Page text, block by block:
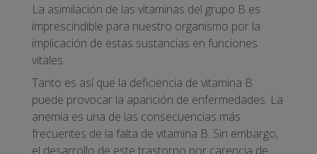
La asimilación de las vitaminas del grupo B es
imprescindible para nuestro organismo por la
implicación de estas sustancias en funciones
vitales.
Tanto es así que la deficiencia de vitamina B
puede provocar la aparición de enfermedades. La
anemia es una de las consecuencias más
frecuentes de la falta de vitamina B. Sin embargo,
el desarrollo de este trastorno por carencia de